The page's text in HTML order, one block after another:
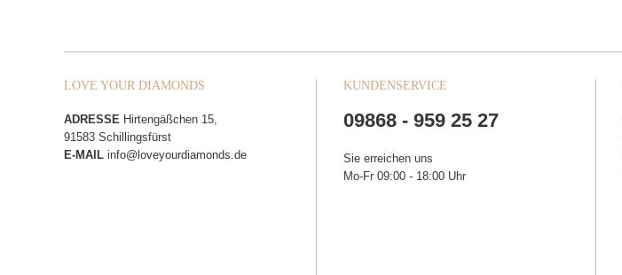
LOVE YOUR DIAMONDS
ADRESSE Hirtengäßchen 15,
91583 Schillingsfürst
E-MAIL info@loveyourdiamonds.de
KUNDENSERVICE
09868 - 959 25 27
Sie erreichen uns
Mo-Fr 09:00 - 18:00 Uhr